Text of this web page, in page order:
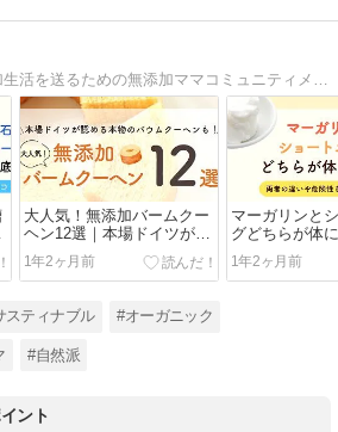
大人気！無添加バームクー
ヘン12選｜本場ドイツが認
める本物のバウムクーヘン
も！
1年2ヶ月前
マーガリンと
グどちらが体
の違いや危険
た
1年2ヶ月前
スティナブル #オーガニック
#自然派
ント